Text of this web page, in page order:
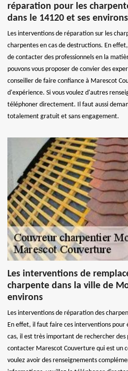
réparation pour les
dans le 14120 et ses environs
Les interventions de réparation sur les
charpentes en cas de destructions. En
de contacter des professionnels en la
pouvons vous proposer de convier des
conseiller de faire confiance à Marescot
d'expérience. Si vous voulez d'autres
téléphoner directement. Il faut aussi
totalement gratuit et sans engagement.
Les interventions de
charpente dans la ville de
environs
Les interventions de réparation des
En effet, il faut faire ces interventions pour
cas, il est très important de rechercher des
contacter Marescot Couverture qui est un
voulez avoir des renseignements